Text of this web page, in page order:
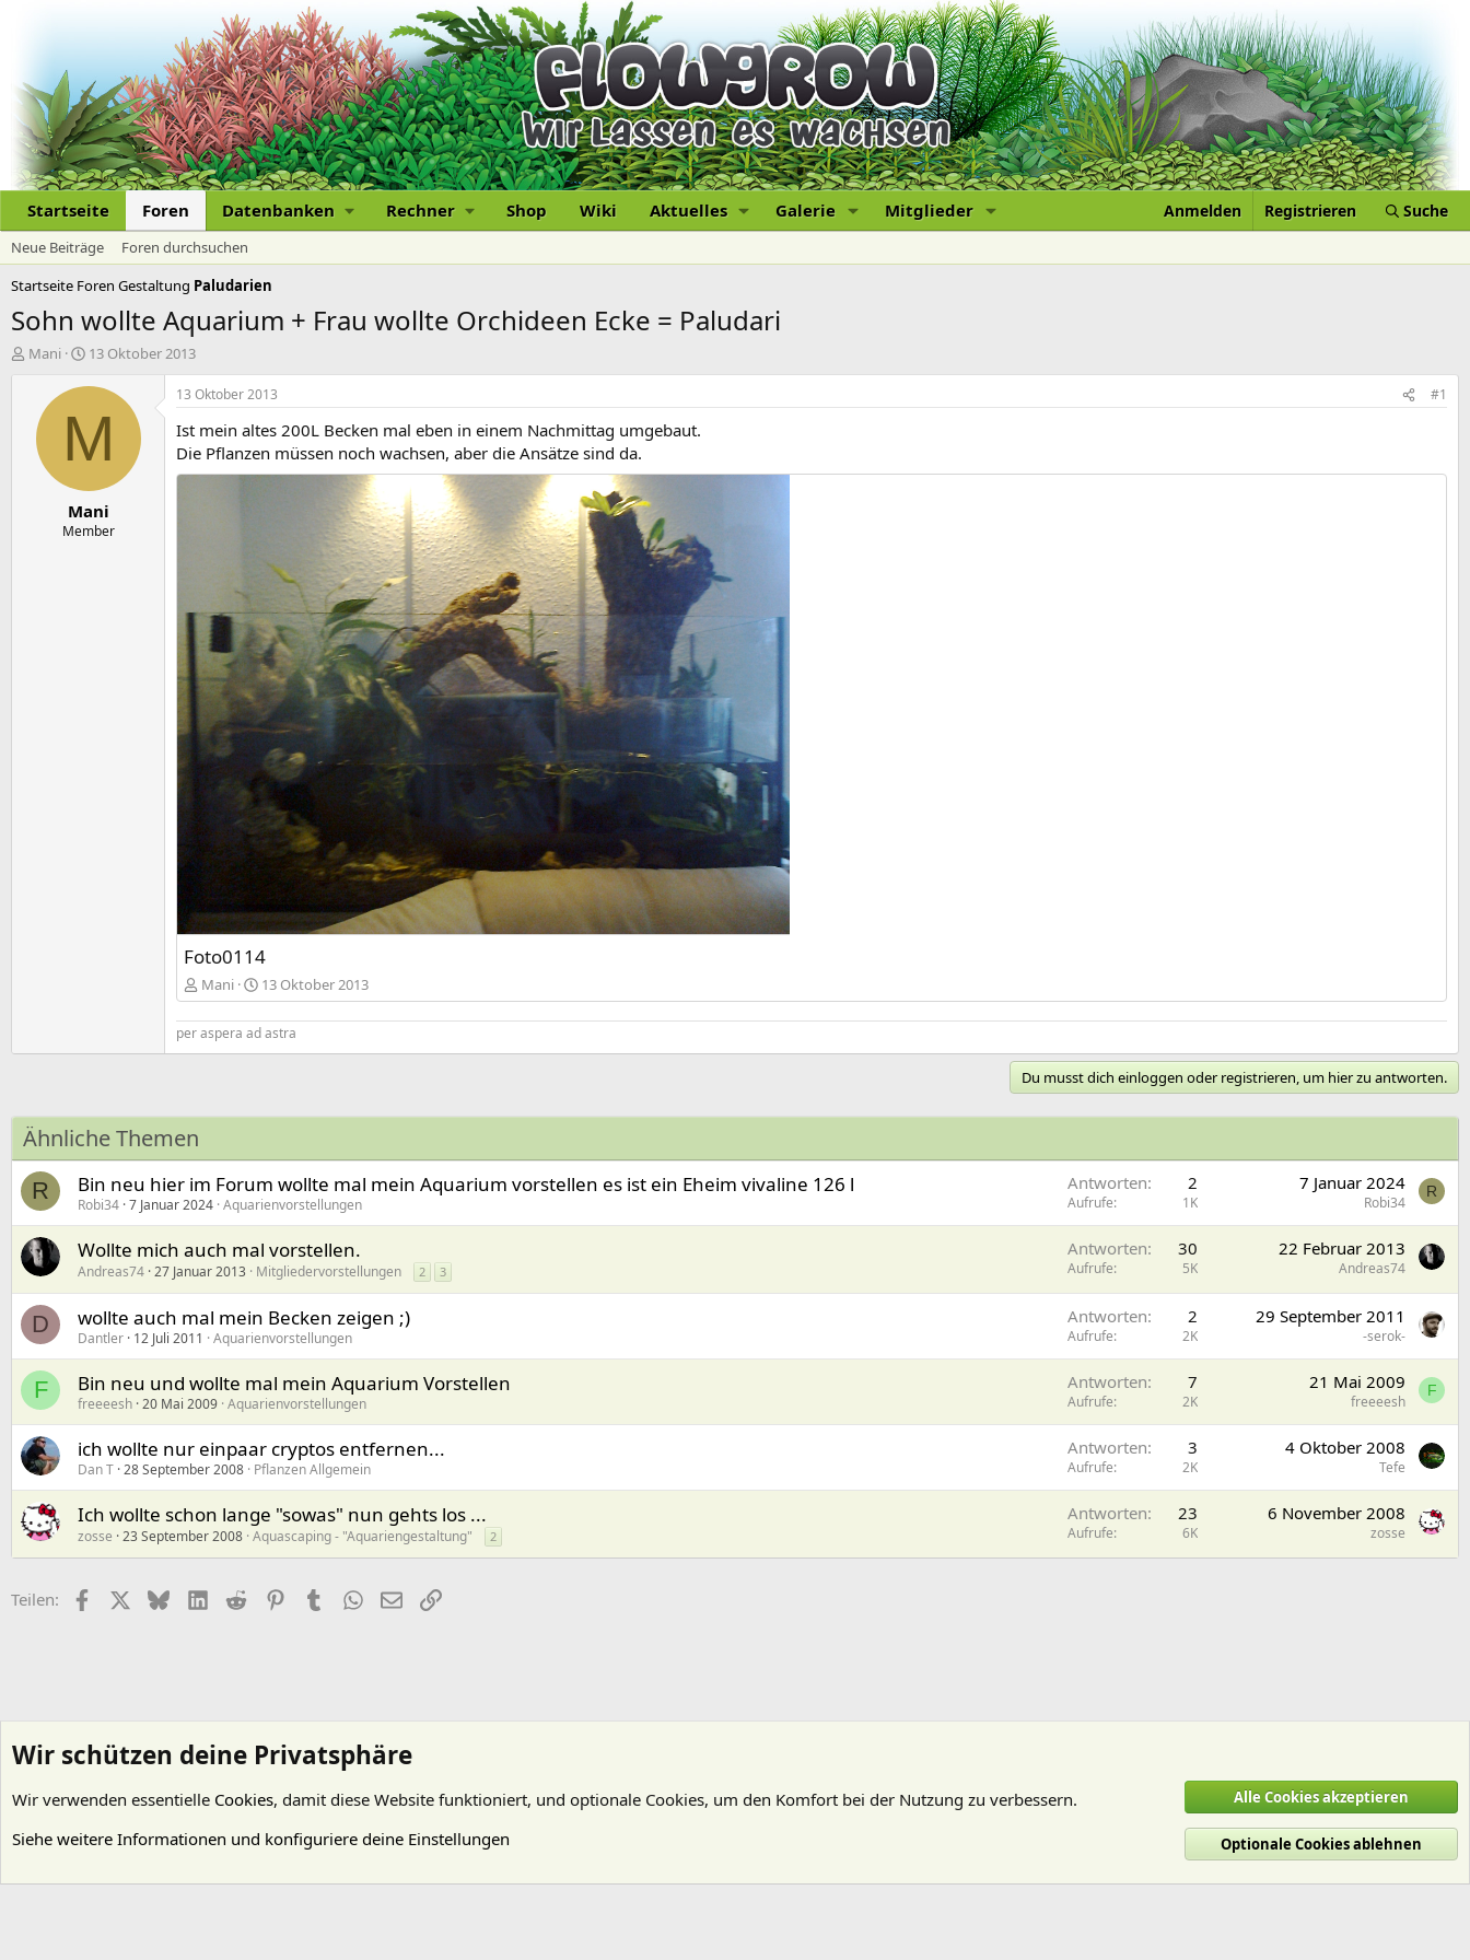
Startseite Foren Datenbanken Rechner Shop Wiki Aktuelles Galerie Mitglieder Anmelden Registrieren Suche
Neue Beiträge
Foren durchsuchen
Startseite Foren Gestaltung Paludarien
Sohn wollte Aquarium + Frau wollte Orchideen Ecke = Paludari
E
Mani
E
s
l
t
a
m
13 Oktober 2013
M
Mani
Member
13 Oktober 2013 #1
Ist mein altes 200L Becken mal eben in einem Nachmittag umgebaut.
Die Pflanzen müssen noch wachsen, aber die Ansätze sind da.
Foto0114
Mani 13 Oktober 2013
per aspera ad astra
Du musst dich einloggen oder registrieren, um hier zu antworten.
Ähnliche Themen
R Bin neu hier im Forum wollte mal mein Aquarium vorstellen es ist ein Eheim vivaline 126 l
Robi34 7 Januar 2024 Aquarienvorstellungen
Antworten 2
Aufrufe 1K
7 Januar 2024
Robi34
R
Wollte mich auch mal vorstellen.
Andreas74 27 Januar 2013 Mitgliedervorstellungen 2 3
Antworten 30
Aufrufe 5K
22 Februar 2013
Andreas74
D wollte auch mal mein Becken zeigen ;)
Dantler 12 Juli 2011 Aquarienvorstellungen
Antworten 2
Aufrufe 2K
29 September 2011
-serok-
F Bin neu und wollte mal mein Aquarium Vorstellen
freeeesh 20 Mai 2009 Aquarienvorstellungen
Antworten 7
Aufrufe 2K
21 Mai 2009
freeeesh
F
ich wollte nur einpaar cryptos entfernen...
Dan T 28 September 2008 Pflanzen Allgemein
Antworten 3
Aufrufe 2K
4 Oktober 2008
Tefe
Ich wollte schon lange "sowas" nun gehts los ...
zosse 23 September 2008 Aquascaping - "Aquariengestaltung" 2
Antworten 23
Aufrufe 6K
6 November 2008
zosse
Teilen: FacebookX (Twitter)
BlueskyLinkedIn
Reddit PinterestTumblrWhatsApp
E-MailLink
Datenschutz Hilfe und Impressum Start
R
Wir schützen deine Privatsphäre
Wir verwenden essentielle Cookies, damit diese Website funktioniert, und optionale Cookies, um den Komfort bei der Nutzung zu verbessern.
Siehe weitere Informationen und konfiguriere deine Einstellungen
Alle Cookies akzeptieren
Optionale Cookies ablehnen